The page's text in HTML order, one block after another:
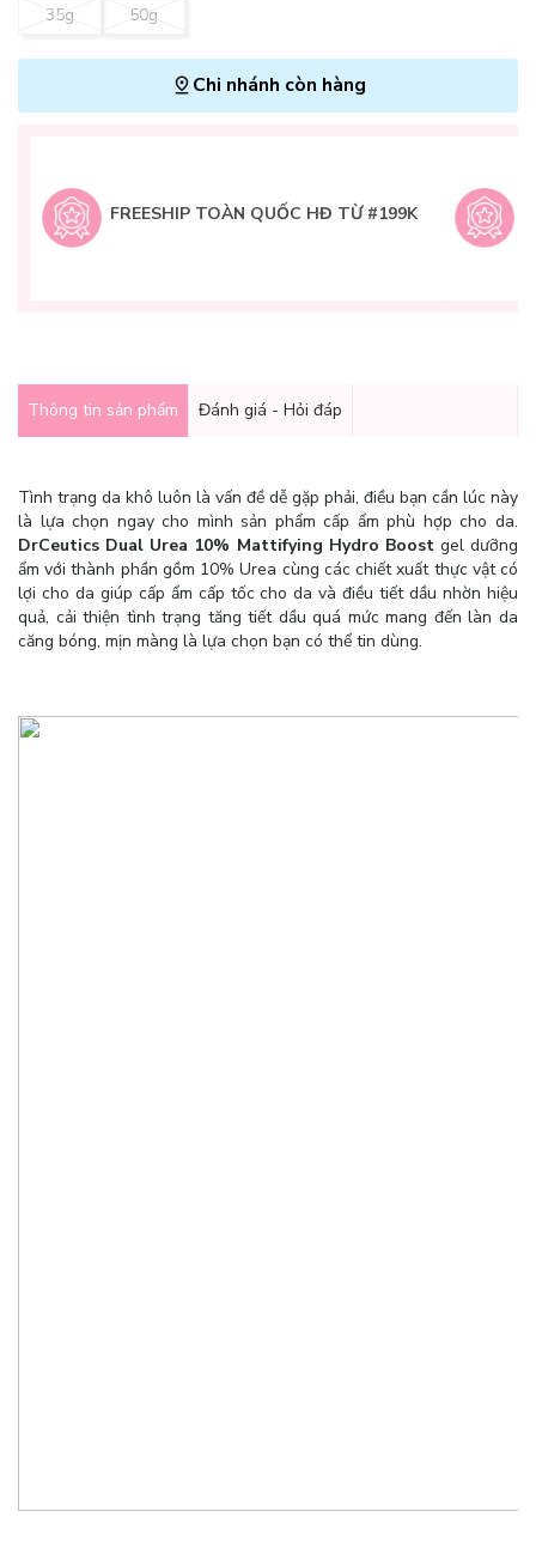
35g
50g
Chi nhánh còn hàng
FREESHIP TOÀN QUỐC HĐ TỪ #199K
Thông tin sản phẩm Đánh giá - Hỏi đáp
Tình trạng da khô luôn là vấn đề dễ gặp phải, điều bạn cần lúc này
là lựa chọn ngay cho mình sản phẩm cấp ẩm phù hợp cho da.
DrCeutics Dual Urea 10% Mattifying Hydro Boostgel dưỡng
ẩm với thành phần gồm 10% Urea cùng các chiết xuất thực vật có
lợi cho da giúp cấp ẩm cấp tốc cho da và điều tiết dầu nhờn hiệu
quả, cải thiện tình trạng tăng tiết dầu quá mức mang đến làn da
căng bóng, mịn màng là lựa chọn bạn có thể tin dùng.